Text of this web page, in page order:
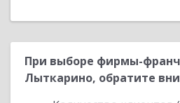
При выборе фирмы-
Лыткарино, обратите